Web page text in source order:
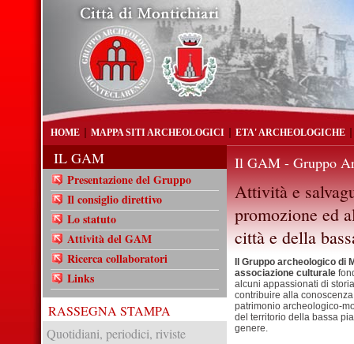
HOME MAPPA SITI ARCHEOLOGICI ETA' ARCHEOLOGICHE
IL GAM
Presentazione del Gruppo
Il consiglio direttivo
Lo statuto
Attività del GAM
Ricerca collaboratori
Links
RASSEGNA STAMPA
Quotidiani, periodici, riviste
Il GAM - Gruppo
Attività e
promozione ed
città e della
Il Gruppo archeologico di
associazione culturale
alcuni appassionati di
contribuire alla
patrimonio archeologico-
del territorio della bassa
genere.